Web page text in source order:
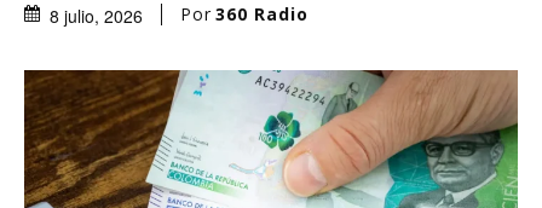
8 julio, 2026 Por 360 Radio